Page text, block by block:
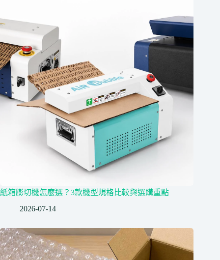
紙箱膨切機怎麼選？3款機型規格比較與選購重點
2026-07-14